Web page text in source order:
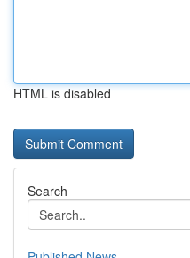
HTML is disabled
Search